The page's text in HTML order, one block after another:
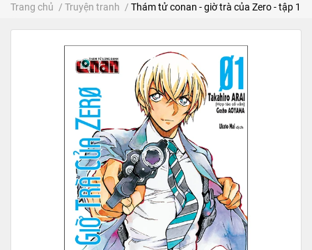
Trang chủ / Truyện tranh / Thám tử conan - giờ trà của Zero - tập 1